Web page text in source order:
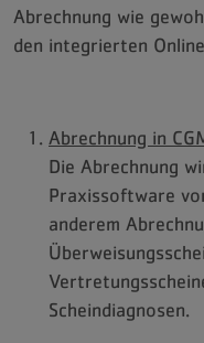
Abrechnung wie
den integrierten
Abrechnung in
Die Abrechnung
Praxissoftware
anderem
Scheindiagnosen.